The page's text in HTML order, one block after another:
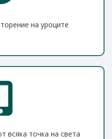
на уроците
всяка точка на света